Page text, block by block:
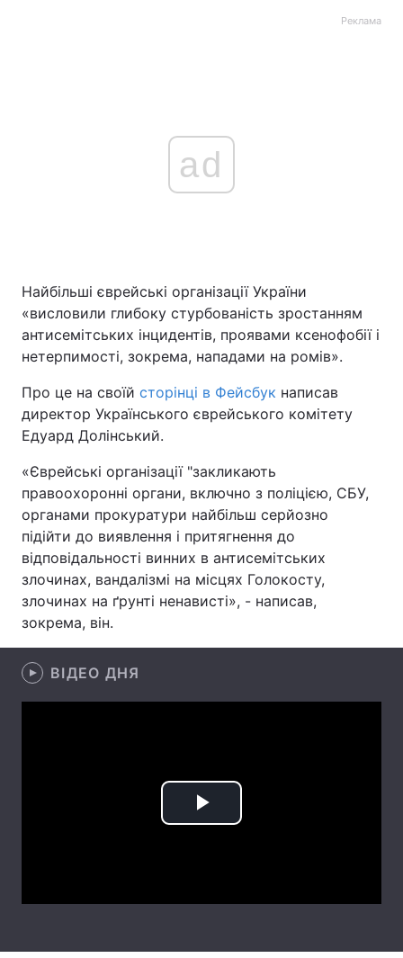
Головна Війна
Політика
Економіка
Техно і зв'язок Лайт
Зброя Інциденти
Здоров'я Туризм
Цікавинки Погода
Екологія
Статті
Думки
Реклама
ad
Найбільші єврейські організації України
«висловили глибоку стурбованість зростанням
антисемітських інцидентів, проявами ксенофобії і
нетерпимості, зокрема, нападами на ромів».
Про це на своїй сторінці в Фейсбук написав
директор Українського єврейського комітету
Едуард Долінський.
«Єврейські організації "закликають
правоохоронні органи, включно з поліцією, СБУ,
органами прокуратури найбільш серйозно
підійти до виявлення і притягнення до
відповідальності винних в антисемітських
злочинах, вандалізмі на місцях Голокосту,
злочинах на ґрунті ненависті», - написав,
зокрема, він.
ВІДЕО ДНЯ
Play